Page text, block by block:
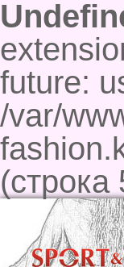
future:
/var/
(строка